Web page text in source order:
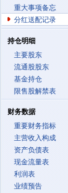
重大事项备忘
分红送配记录
持仓明细
主要股东
流通股股东
基金持仓
限售股解禁表
财务数据
重要财务指标
主营收入构成
资产负债表
现金流量表
利润表
业绩预告